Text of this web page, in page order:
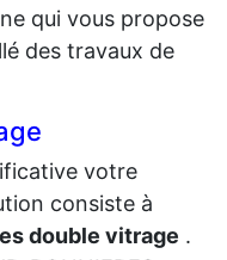
qui vous propose
des travaux de
votre
consiste à
double vitrage .